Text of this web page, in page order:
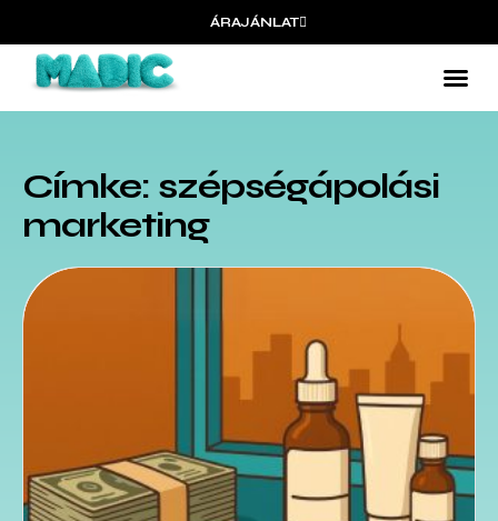
ÁRAJÁNLAT
Címke: szépségápolási
marketing